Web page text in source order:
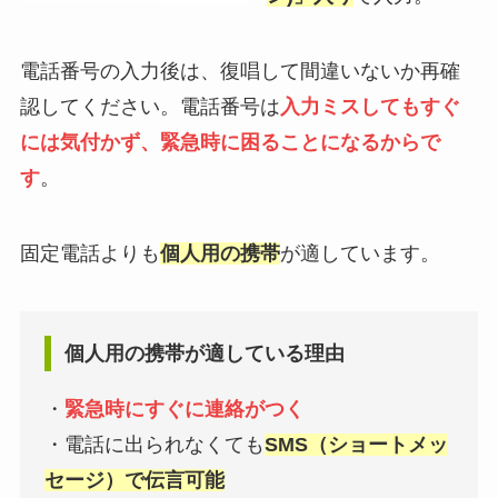
電話番号の入力後は、復唱して間違いないか再確
認してください。電話番号は 入力ミスしてもすぐ
には気付かず、緊急時に困ることになるからで
す。
固定電話よりも個人用の携帯が適しています。
個人用の携帯が適している理由
・ 緊急時にすぐに連絡がつく
・電話に出られなくてもSMS（ショートメッ
セージ）で伝言可能